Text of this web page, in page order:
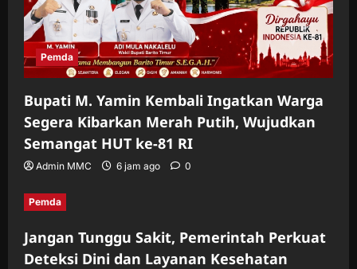
Pemda
Bupati M. Yamin Kembali Ingatkan Warga
Segera Kibarkan Merah Putih, Wujudkan
Semangat HUT ke-81 RI
Admin MMC 6 jam ago 0
Pemda
Jangan Tunggu Sakit, Pemerintah Perkuat
Deteksi Dini dan Layanan Kesehatan